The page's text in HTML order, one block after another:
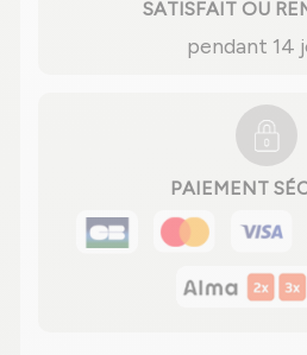
SATISFAIT OU
pendant 14
PAIEMENT